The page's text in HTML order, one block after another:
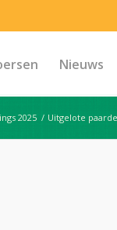
Nieuws
2025 / Uitgelote